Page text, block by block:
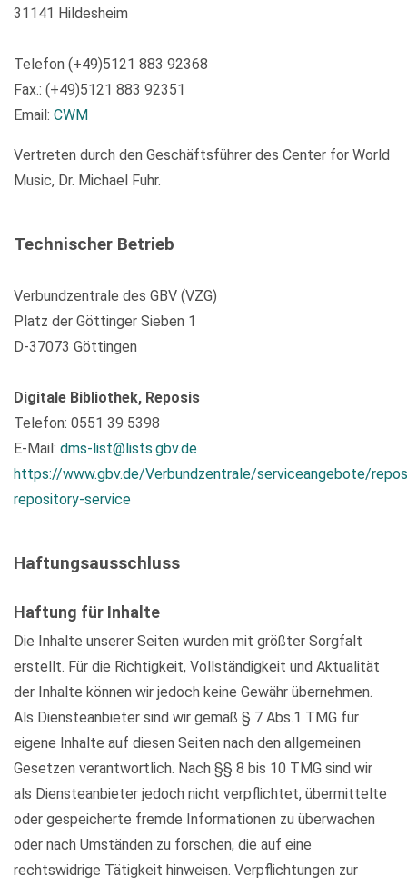
31141 Hildesheim
Telefon (+49)5121 883 92368
Fax.: (+49)5121 883 92351
Email: CWM
Vertreten durch den Geschäftsführer des Center for World
Music, Dr. Michael Fuhr.
Technischer Betrieb
Verbundzentrale des GBV (VZG)
Platz der Göttinger Sieben 1
D-37073 Göttingen
Digitale Bibliothek, Reposis
Telefon: 0551 39 5398
E-Mail: dms-list@lists.gbv.de
https://www.gbv.de/Verbundzentrale/serviceangebote/
repository-service
Haftungsausschluss
Haftung für Inhalte
Die Inhalte unserer Seiten wurden mit größter Sorgfalt
erstellt. Für die Richtigkeit, Vollständigkeit und Aktualität
der Inhalte können wir jedoch keine Gewähr übernehmen.
Als Diensteanbieter sind wir gemäß § 7 Abs.1 TMG für
eigene Inhalte auf diesen Seiten nach den allgemeinen
Gesetzen verantwortlich. Nach §§ 8 bis 10 TMG sind wir
als Diensteanbieter jedoch nicht verpflichtet, übermittelte
oder gespeicherte fremde Informationen zu überwachen
oder nach Umständen zu forschen, die auf eine
rechtswidrige Tätigkeit hinweisen. Verpflichtungen zur